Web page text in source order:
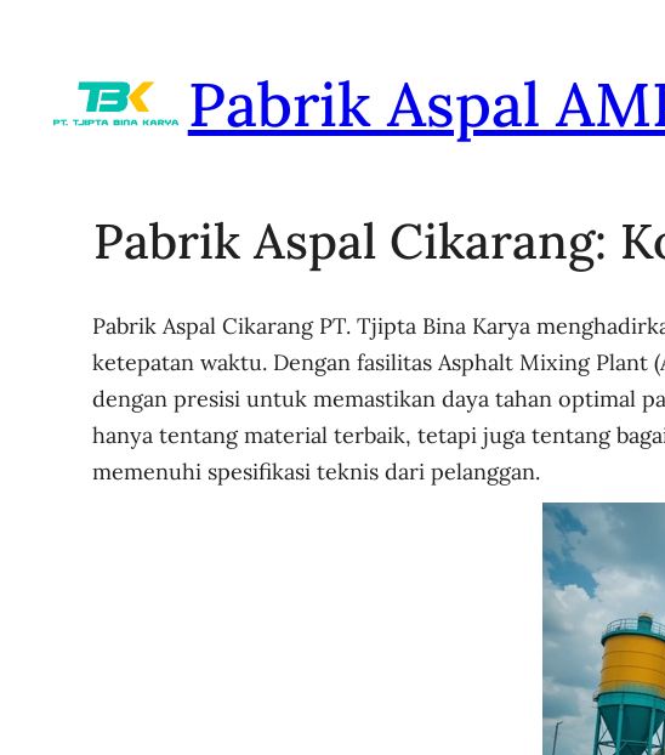
konten
Pabrik Aspal
Pabrik Aspal Cikarang:
Pabrik Aspal Cikarang PT. Tjipta Bina Karya
ketepatan waktu. Dengan fasilitas Asphalt Mixing Plant
dengan presisi untuk memastikan daya tahan optimal
hanya tentang material terbaik, tetapi juga tentang
memenuhi spesifikasi teknis dari pelanggan.